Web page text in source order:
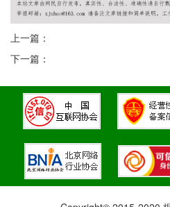
上一篇：
下一篇：